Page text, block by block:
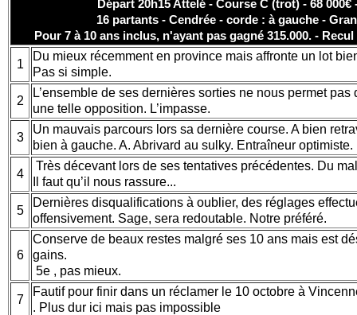
Départ 20h15 Attelé - Course C (trot) - 68 000€
16 partants - Cendrée - corde : à gauche -
Pour 7 à 10 ans inclus, n'ayant pas gagné 315.000. - Recul
1
Du mieux récemment en province mais affronte un lot
Pas si simple.
2
L’ensemble de ses dernières sorties ne nous permet pas
une telle opposition. L’impasse.
3
Un mauvais parcours lors sa dernière course. A bien
bien à gauche. A. Abrivard au sulky. Entraîneur optimiste.
4
Très décevant lors de ses tentatives précédentes. Du
Il faut qu’il nous rassure...
5
Dernières disqualifications à oublier, des réglages
offensivement. Sage, sera redoutable. Notre préféré.
6
Conserve de beaux restes malgré ses 10 ans mais est
gains.
5e , pas mieux.
7
Fautif pour finir dans un réclamer le 10 octobre à
. Plus dur ici mais pas impossible